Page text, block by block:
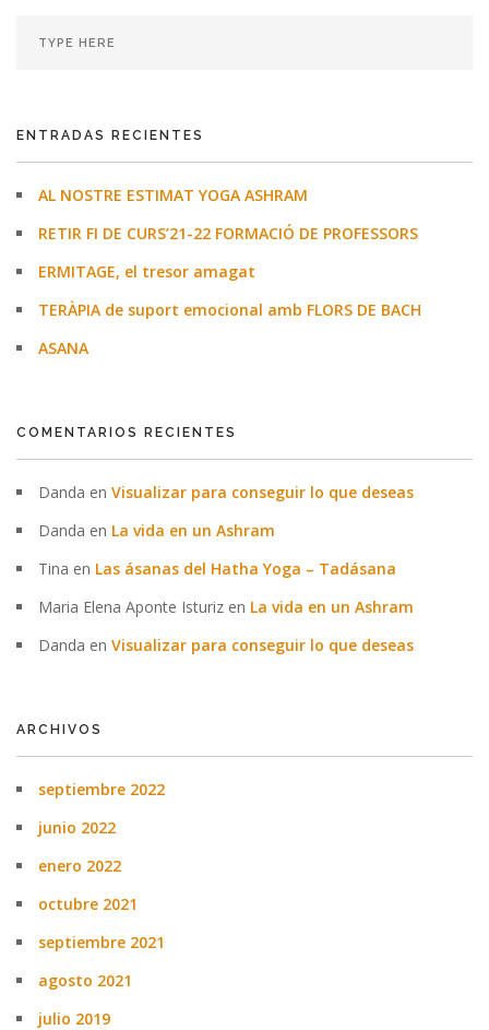
ENTRADAS RECIENTES
AL NOSTRE ESTIMAT YOGA ASHRAM
RETIR FI DE CURS’21-22 FORMACIÓ DE PROFESSORS
ERMITAGE, el tresor amagat
TERÀPIA de suport emocional amb FLORS DE BACH
ASANA
COMENTARIOS RECIENTES
Danda en Visualizar para conseguir lo que deseas
Danda en La vida en un Ashram
Tina en Las ásanas del Hatha Yoga – Tadásana
Maria Elena Aponte Isturiz en La vida en un Ashram
Danda en Visualizar para conseguir lo que deseas
ARCHIVOS
septiembre 2022
junio 2022
enero 2022
octubre 2021
septiembre 2021
agosto 2021
julio 2019